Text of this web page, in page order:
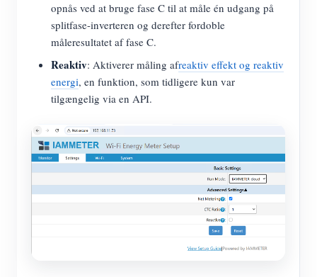
opnås ved at bruge fase C til at måle én udgang på
splitfase-inverteren og derefter fordoble
måleresultatet af fase C.
Reaktiv: Aktiverer måling afreaktiv effekt og reaktiv
energi, en funktion, som tidligere kun var
tilgængelig via en API.